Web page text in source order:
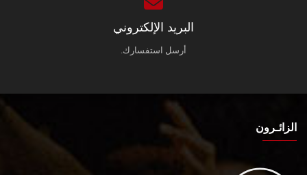
البريد الإلكتروني
أرسل استفسارك.
الزائـرون